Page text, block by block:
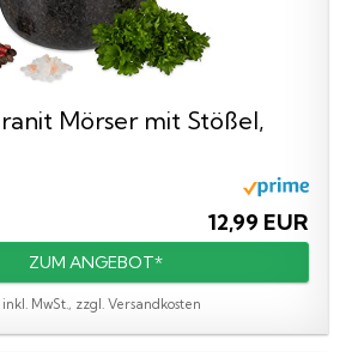
Mörser mit Stößel,
12,99 EUR
ZUM ANGEBOT*
inkl. MwSt., zzgl. Versandkosten